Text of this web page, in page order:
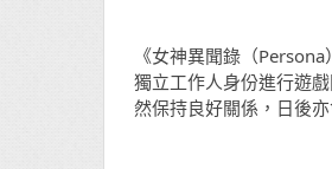
《女神異聞錄（
獨立工作人身份進行遊
然保持良好關係，日後